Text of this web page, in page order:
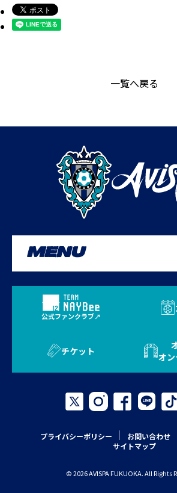
一覧へ戻る
MENU
公式ファンクラブ
チケット
オ
プライバシーポリシー お問い合わせ
サイトマップ
© 2026 AVISPA FUKUOKA. All Rights